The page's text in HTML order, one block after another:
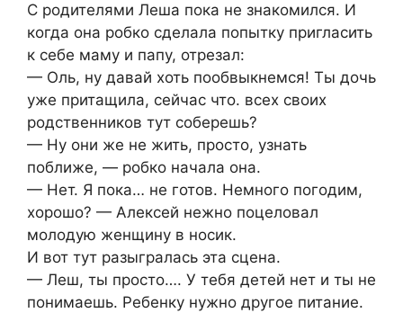
С родителями Леша пока не знакомился. И
когда она робко сделала попытку пригласить
к себе маму и папу, отрезал:
— Оль, ну давай хоть пообвыкнемся! Ты дочь
уже притащила, сейчас что. всех своих
родственников тут соберешь?
— Ну они же не жить, просто, узнать
поближе, — робко начала она.
— Нет. Я пока… не готов. Немного погодим,
хорошо? — Алексей нежно поцеловал
молодую женщину в носик.
И вот тут разыгралась эта сцена.
— Леш, ты просто…. У тебя детей нет и ты не
понимаешь. Ребенку нужно другое питание.